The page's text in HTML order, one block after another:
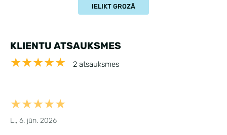
IELIKT GROZĀ
KLIENTU ATSAUKSMES
★★★★★ 2 atsauksmes
★★★★★
L., 6. jūn. 2026